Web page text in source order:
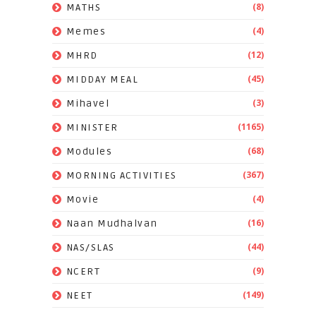
MATHS (8)
Memes (4)
MHRD (12)
MIDDAY MEAL (45)
Mihavel (3)
MINISTER (1165)
Modules (68)
MORNING ACTIVITIES (367)
Movie (4)
Naan Mudhalvan (16)
NAS/SLAS (44)
NCERT (9)
NEET (149)